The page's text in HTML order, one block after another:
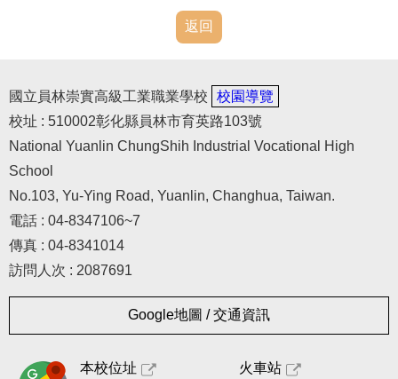
返回
國立員林崇實高級工業職業學校
校園導覽
校址 : 510002彰化縣員林市育英路103號
National Yuanlin ChungShih Industrial Vocational High
School
No.103, Yu-Ying Road, Yuanlin, Changhua, Taiwan.
電話 : 04-8347106~7
傳真 : 04-8341014
訪問人次 : 2087691
Google地圖 / 交通資訊
本校位址 火車站